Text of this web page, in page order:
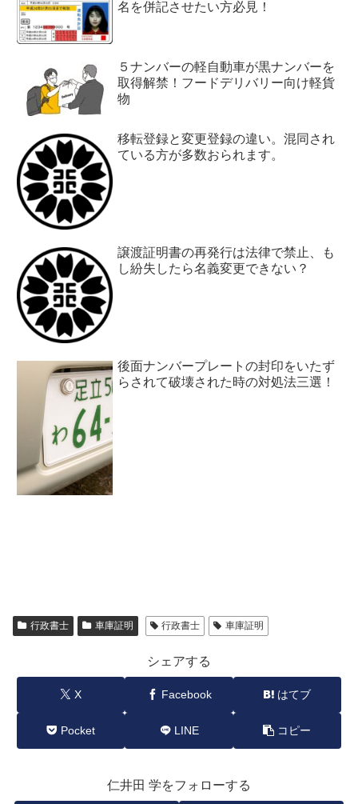
名を併記させたい方必見！
５ナンバーの軽自動車が黒ナンバーを
取得解禁！フードデリバリー向け軽貨
物
移転登録と変更登録の違い。混同され
ている方が多数おられます。
譲渡証明書の再発行は法律で禁止、も
し紛失したら名義変更できない？
後面ナンバープレートの封印をいたず
らされて破壊された時の対処法三選！
行政書士 車庫証明 行政書士 車庫証明
シェアする
X Facebook はてブ
Pocket LINE コピー
仁井田 学をフォローする